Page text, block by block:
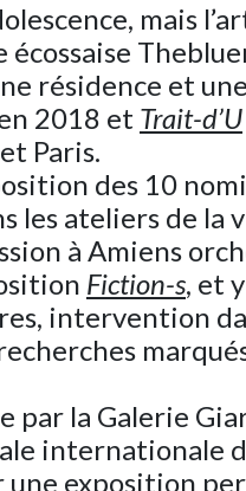
mais
résidence et
2018 et Trait-d’U
Paris.
des 10
les ateliers de la
à Amiens
Fiction-s, et
intervention
par la Galerie
internationale
exposition